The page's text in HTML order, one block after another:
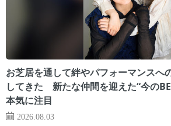
お芝居を通して絆やパフォーマンスへ
してきた 新たな仲間を迎えた“今の
本気に注目
2026.08.03